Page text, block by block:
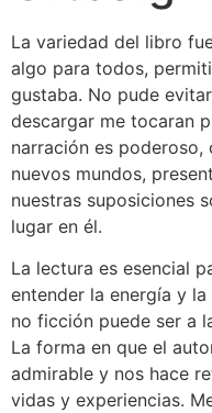
La variedad del libro
algo para todos,
gustaba. No pude
descargar me tocaran
narración es
nuevos mundos,
nuestras suposiciones
lugar en él.
La lectura es esencial
entender la energía y
no ficción puede ser a
La forma en que el
admirable y nos hace
vidas y experiencias.